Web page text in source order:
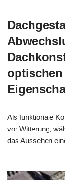
Als funktionale
vor Witterung,
das Aussehen